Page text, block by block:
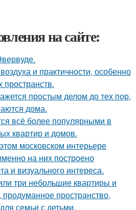
на сайте:
и практичности, особенно
простым делом до тех пор,
дома.
всё более популярными в
квартир и домов.
московском интерьере
на них построено
и визуального интереса.
три небольшие квартиры и
пространство,
семьи с детьми.